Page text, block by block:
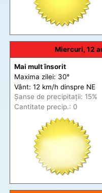
Miercuri, 12
Mai mult însorit
Maxima zilei: 30°
Vânt: 12 km/h dinspre NE
Șanse de precipitații: 15%
Cantitate precip.: 0